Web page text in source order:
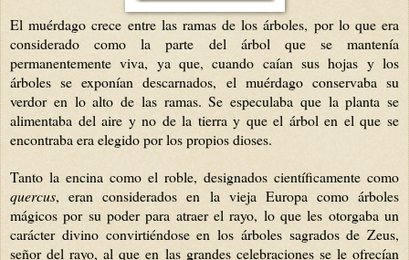
El muérdago crece entre las ramas de los árboles, por lo que era
considerado como la parte del árbol que se mantenía
permanentemente viva, ya que, cuando caían sus hojas y los
árboles se exponían descarnados, el muérdago conservaba su
verdor en lo alto de las ramas. Se especulaba que la planta se
alimentaba del aire y no de la tierra y que el árbol en el que se
encontraba era elegido por los propios dioses.
Tanto la encina como el roble, designados científicamente como
quercus, eran considerados en la vieja Europa como árboles
mágicos por su poder para atraer el rayo, lo que les otorgaba un
carácter divino convirtiéndose en los árboles sagrados de Zeus,
señor del rayo, al que en las grandes celebraciones se le ofrecían